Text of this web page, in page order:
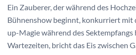
Ein Zauberer, der während des
Bühnenshow beginnt, konkurriert mit
up-Magie während des
Wartezeiten, bricht das Eis zwischen